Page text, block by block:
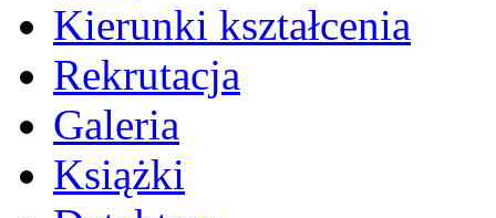
Kierunki kształcenia
Rekrutacja
Galeria
Książki